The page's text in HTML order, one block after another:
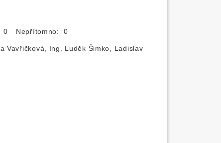
0 Nepřítomno: 0
Vavřičková, Ing. Luděk Šimko, Ladislav